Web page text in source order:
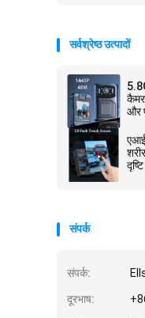
सर्वश्रेष्ठ उत्पादों
और
संपर्क
संपर्क:
दूरभाष: